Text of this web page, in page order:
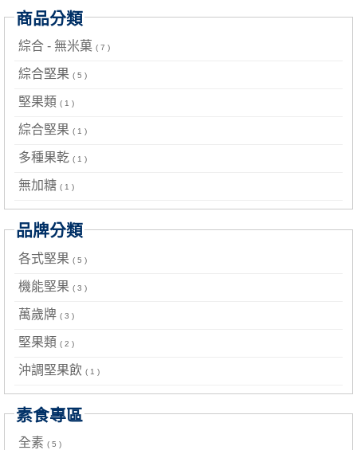
商品分類
綜合 - 無米菓 ( 7 )
綜合堅果 ( 5 )
堅果類 ( 1 )
綜合堅果 ( 1 )
多種果乾 ( 1 )
無加糖 ( 1 )
品牌分類
各式堅果 ( 5 )
機能堅果 ( 3 )
萬歲牌 ( 3 )
堅果類 ( 2 )
沖調堅果飲 ( 1 )
素食專區
全素 ( 5 )